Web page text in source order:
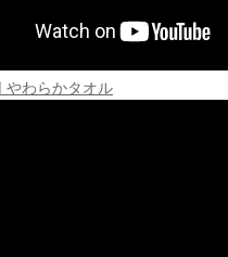
わらかタオル